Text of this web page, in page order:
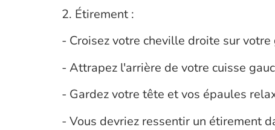
2. Étirement :
- Croisez votre cheville droite sur
- Attrapez l'arrière de votre cuisse
- Gardez votre tête et vos épaules
- Vous devriez ressentir un étirement